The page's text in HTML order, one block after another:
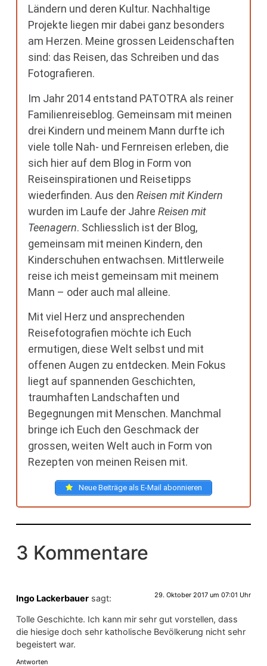
Ländern und deren Kultur. Nachhaltige
Projekte liegen mir dabei ganz besonders
am Herzen. Meine grossen Leidenschaften
sind: das Reisen, das Schreiben und das
Fotografieren.
Im Jahr 2014 entstand PATOTRA als reiner
Familienreiseblog. Gemeinsam mit meinen
drei Kindern und meinem Mann durfte ich
viele tolle Nah- und Fernreisen erleben, die
sich hier auf dem Blog in Form von
Reiseinspirationen und Reisetipps
wiederfinden. Aus den Reisen mit Kindern
wurden im Laufe der Jahre Reisen mit
Teenagern. Schliesslich ist der Blog,
gemeinsam mit meinen Kindern, den
Kinderschuhen entwachsen. Mittlerweile
reise ich meist gemeinsam mit meinem
Mann – oder auch mal alleine.
Mit viel Herz und ansprechenden
Reisefotografien möchte ich Euch
ermutigen, diese Welt selbst und mit
offenen Augen zu entdecken. Mein Fokus
liegt auf spannenden Geschichten,
traumhaften Landschaften und
Begegnungen mit Menschen. Manchmal
bringe ich Euch den Geschmack der
grossen, weiten Welt auch in Form von
Rezepten von meinen Reisen mit.
Neue Beiträge als E-Mail abonnieren
3 Kommentare
Ingo Lackerbauer sagt: 29. Oktober 2017 um 07:01 Uhr
Tolle Geschichte. Ich kann mir sehr gut vorstellen, dass
die hiesige doch sehr katholische Bevölkerung nicht sehr
begeistert war.
Antworten